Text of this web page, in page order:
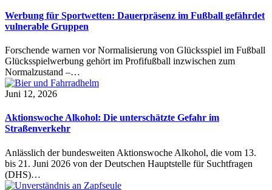
Werbung für Sportwetten: Dauerpräsenz im Fußball gefährdet
vulnerable Gruppen
Forschende warnen vor Normalisierung von Glücksspiel im Fußball
Glücksspielwerbung gehört im Profifußball inzwischen zum
Normalzustand –…
Juni 12, 2026
Aktionswoche Alkohol: Die unterschätzte Gefahr im
Straßenverkehr
Anlässlich der bundesweiten Aktionswoche Alkohol, die vom 13.
bis 21. Juni 2026 von der Deutschen Hauptstelle für Suchtfragen
(DHS)…